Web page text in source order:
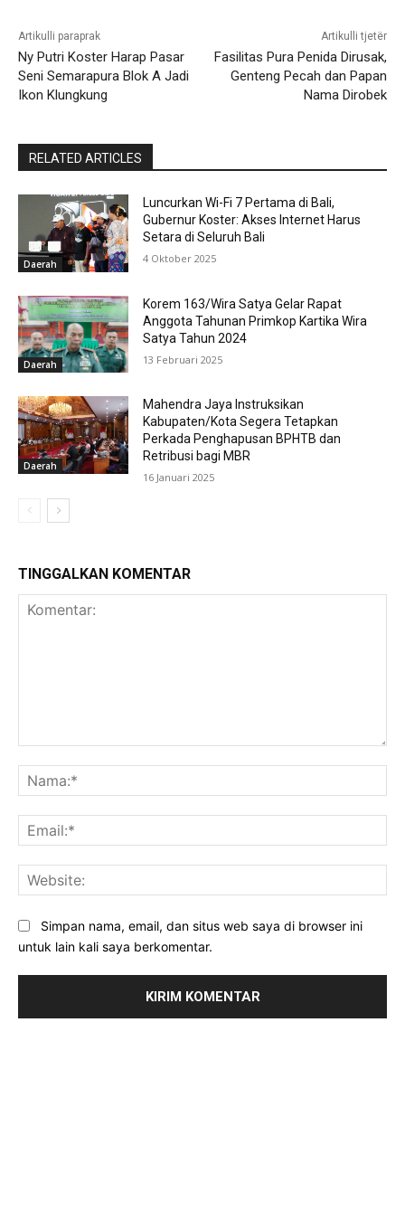
Artikulli paraprak
Ny Putri Koster Harap Pasar
Seni Semarapura Blok A Jadi
Ikon Klungkung
Artikulli tjetër
Fasilitas Pura Penida Dirusak,
Genteng Pecah dan Papan
Nama Dirobek
RELATED ARTICLES
Daerah
Luncurkan Wi-Fi 7 Pertama di Bali,
Gubernur Koster: Akses Internet Harus
Setara di Seluruh Bali
4 Oktober 2025
Daerah
Korem 163/Wira Satya Gelar Rapat
Anggota Tahunan Primkop Kartika Wira
Satya Tahun 2024
13 Februari 2025
Daerah
Mahendra Jaya Instruksikan
Kabupaten/Kota Segera Tetapkan
Perkada Penghapusan BPHTB dan
Retribusi bagi MBR
16 Januari 2025
TINGGALKAN KOMENTAR
Simpan nama, email, dan situs web saya di browser ini
untuk lain kali saya berkomentar.